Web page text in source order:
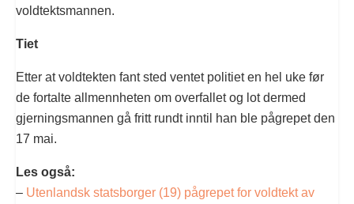
voldtektsmannen.
Tiet
Etter at voldtekten fant sted ventet politiet en hel uke før
de fortalte allmennheten om overfallet og lot dermed
gjerningsmannen gå fritt rundt inntil han ble pågrepet den
17 mai.
Les også:
– Utenlandsk statsborger (19) pågrepet for voldtekt av